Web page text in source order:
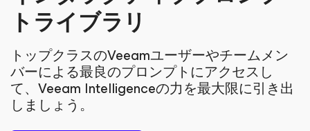
トライブラリ
トップクラスのVeeamユーザーやチームメン
バーによる最良のプロンプトにアクセスし
て、Veeam Intelligenceの力を最大限に引き出
しましょう。